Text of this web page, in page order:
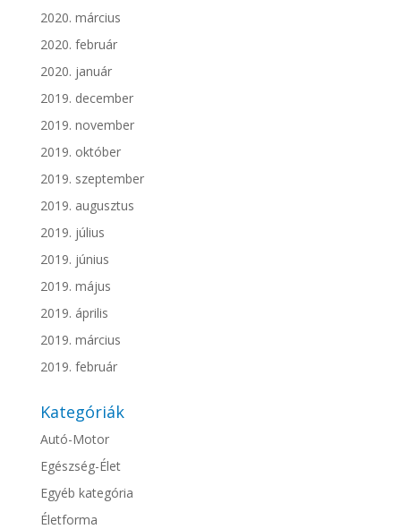
2020. március
2020. február
2020. január
2019. december
2019. november
2019. október
2019. szeptember
2019. augusztus
2019. július
2019. június
2019. május
2019. április
2019. március
2019. február
Kategóriák
Autó-Motor
Egészség-Élet
Egyéb kategória
Életforma